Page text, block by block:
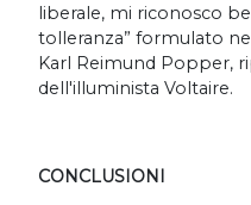
liberale, mi riconosco
tolleranza” formulato
Karl Reimund Popper,
dell'illuminista Voltaire.
CONCLUSIONI